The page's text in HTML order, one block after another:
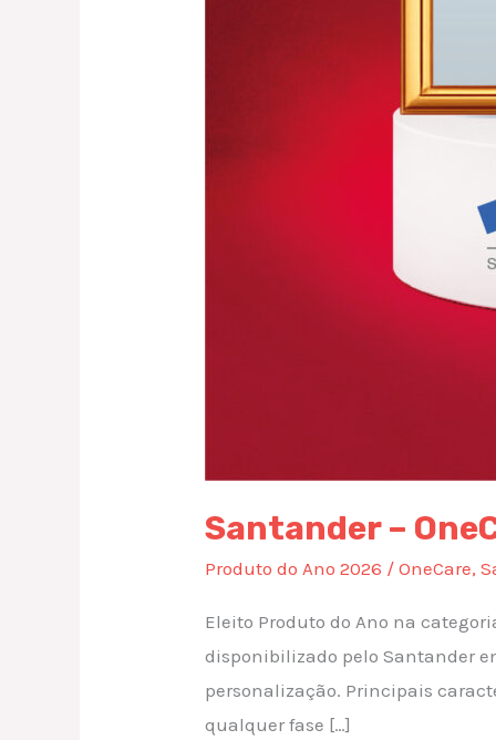
Santander –
Produto do Ano 2026 /OneCare,
Eleito Produto do Ano na
disponibilizado pelo Santander
personalização. Principais
qualquer fase […]